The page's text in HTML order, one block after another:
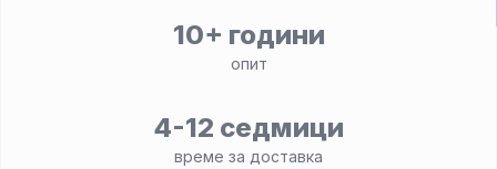
10+ години
опит
4-12 седмици
време за доставка